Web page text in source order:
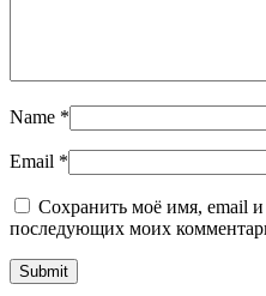
Name *
Email *
Сохранить моё имя, email и
последующих моих